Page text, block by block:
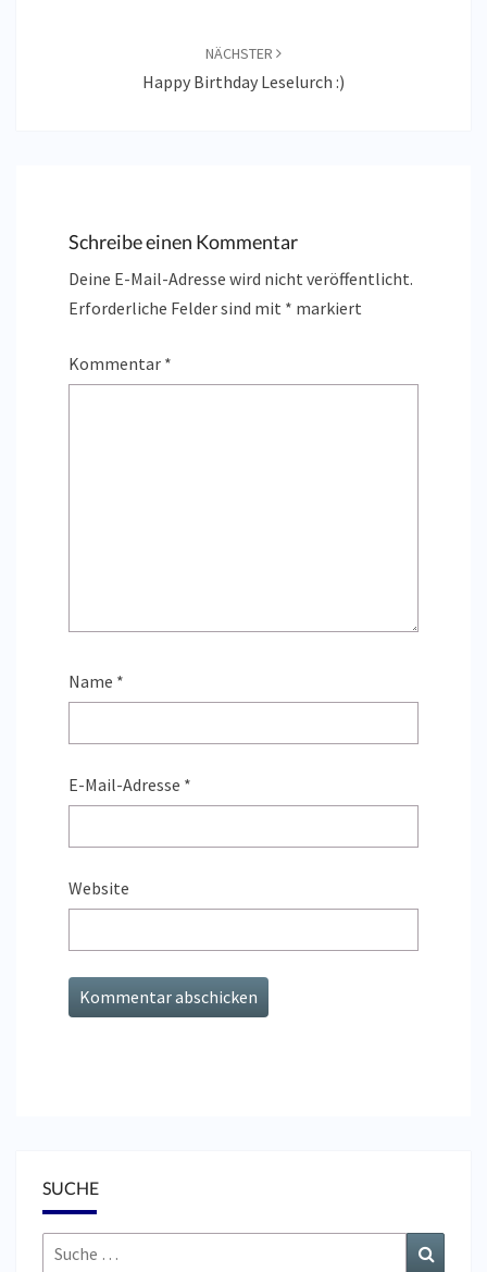
NÄCHSTER
Happy Birthday Leselurch :)
Schreibe einen Kommentar
Deine E-Mail-Adresse wird nicht veröffentlicht.
Erforderliche Felder sind mit * markiert
Kommentar *
Name *
E-Mail-Adresse *
Website
SUCHE
Suche